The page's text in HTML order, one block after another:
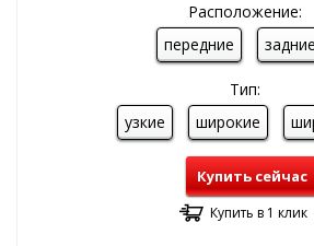
Расположение:
передние
задние
Тип:
узкие
широкие
Купить сейчас
Купить в 1 клик